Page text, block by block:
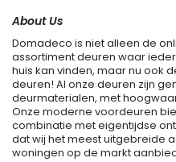
About Us
Domadeco is niet alleen de
assortiment deuren waar
huis kan vinden, maar nu ook
deuren! Al onze deuren zijn
deurmaterialen, met
Onze moderne voordeuren
combinatie met eigentijdse
dat wij het meest uitgebreide
woningen op de markt